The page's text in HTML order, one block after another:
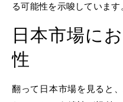
る可能性を示唆しています
日本市場に
性
翻って日本市場を見ると